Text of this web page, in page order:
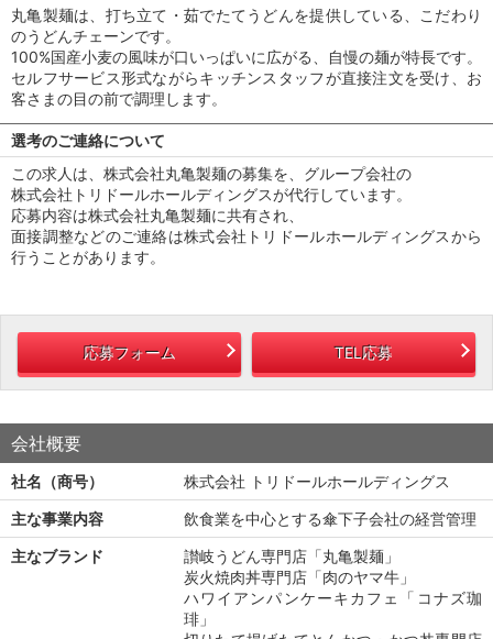
丸亀製麺は、打ち立て・茹でたてうどんを提供している、こだわり
のうどんチェーンです。
100%国産小麦の風味が口いっぱいに広がる、自慢の麺が特長です。
セルフサービス形式ながらキッチンスタッフが直接注文を受け、お
客さまの目の前で調理します。
選考のご連絡について
この求人は、株式会社丸亀製麺の募集を、グループ会社の
株式会社トリドールホールディングスが代行しています。
応募内容は株式会社丸亀製麺に共有され、
面接調整などのご連絡は株式会社トリドールホールディングスから
行うことがあります。
応募フォーム TEL応募
会社概要
社名（商号）
株式会社 トリドールホールディングス
主な事業内容
飲食業を中心とする傘下子会社の経営管理
主なブランド
讃岐うどん専門店「丸亀製麺」
炭火焼肉丼専門店「肉のヤマ牛」
ハワイアンパンケーキカフェ「コナズ珈
琲」